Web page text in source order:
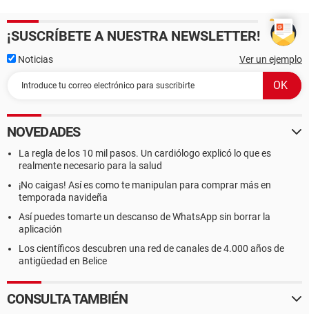
¡SUSCRÍBETE A NUESTRA NEWSLETTER!
Noticias Ver un ejemplo
NOVEDADES
La regla de los 10 mil pasos. Un cardiólogo explicó lo que es
realmente necesario para la salud
¡No caigas! Así es como te manipulan para comprar más en
temporada navideña
Así puedes tomarte un descanso de WhatsApp sin borrar la
aplicación
Los científicos descubren una red de canales de 4.000 años de
antigüedad en Belice
CONSULTA TAMBIÉN